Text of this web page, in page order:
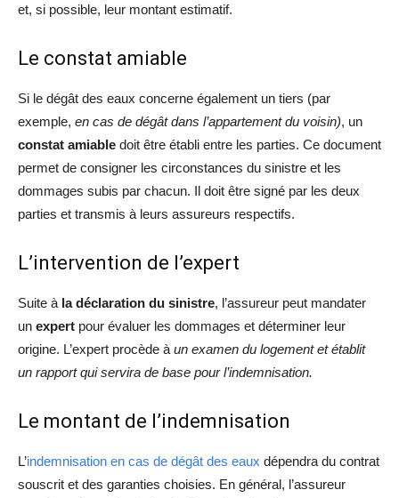
et, si possible, leur montant estimatif.
Le constat amiable
Si le dégât des eaux concerne également un tiers (par
exemple, en cas de dégât dans l’appartement du voisin), un
constat amiable doit être établi entre les parties. Ce document
permet de consigner les circonstances du sinistre et les
dommages subis par chacun. Il doit être signé par les deux
parties et transmis à leurs assureurs respectifs.
L’intervention de l’expert
Suite à la déclaration du sinistre, l’assureur peut mandater
un expert pour évaluer les dommages et déterminer leur
origine. L’expert procède à un examen du logement et établit
un rapport qui servira de base pour l’indemnisation.
Le montant de l’indemnisation
L’indemnisation en cas de dégât des eaux dépendra du contrat
souscrit et des garanties choisies. En général, l’assureur